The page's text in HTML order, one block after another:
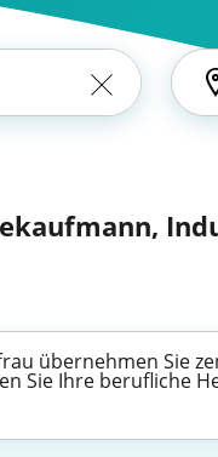
übernehmen Sie
Sie Ihre berufliche